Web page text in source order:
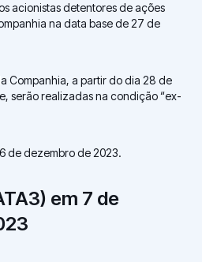
acionistas detentores de ações
na data base de 27 de
Companhia, a partir do dia 28 de
serão realizadas na condição “ex-
de dezembro de 2023.
em 7 de